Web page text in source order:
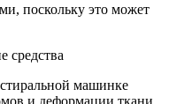
поскольку это может
средства
машинке
и деформации ткани.